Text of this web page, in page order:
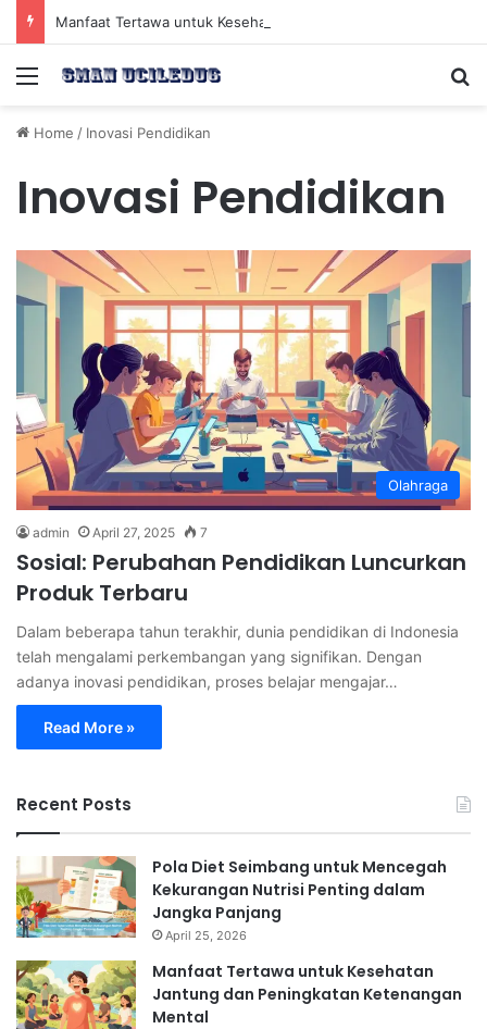
Menu
Home / Inovasi Pendidikan
Inovasi Pendidikan
Olahraga
admin April 27, 2025 7
Sosial: Perubahan Pendidikan Luncurkan
Produk Terbaru
Dalam beberapa tahun terakhir, dunia pendidikan di Indonesia
telah mengalami perkembangan yang signifikan. Dengan
adanya inovasi pendidikan, proses belajar mengajar…
Read More »
Recent Posts
Pola Diet Seimbang untuk Mencegah
Kekurangan Nutrisi Penting dalam
Jangka Panjang
April 25, 2026
Manfaat Tertawa untuk Kesehatan
Jantung dan Peningkatan Ketenangan
Mental